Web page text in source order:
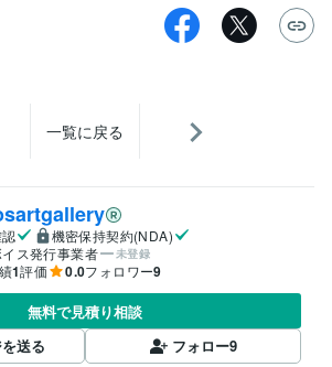
一覧に戻る
機密保持契約(NDA)
ス発行事業者
未登録
1評価 0.0フォロワー9
無料で見積り相談
送る
フォロー9